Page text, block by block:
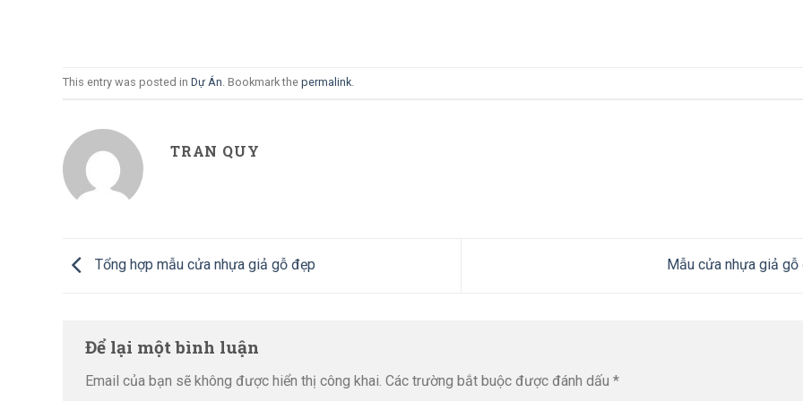
This entry was posted in Dự Án. Bookmark the permalink.
TRAN QUY
Tổng hợp mẫu cửa nhựa giả gỗ đẹp Mẫu cửa nhựa giả
Để lại một bình luận
Email của bạn sẽ không được hiển thị công khai. Các trường bắt buộc được đánh dấu *